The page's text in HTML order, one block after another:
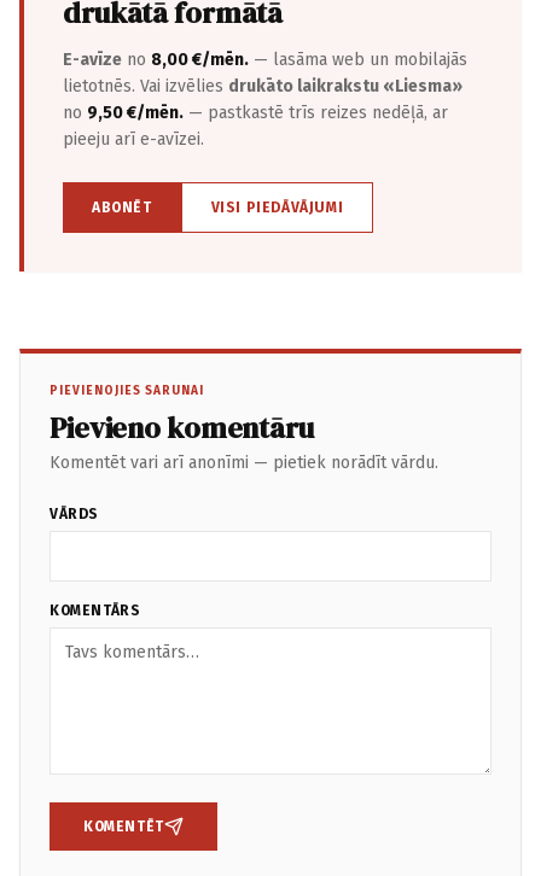
drukātā formātā
E-avīze no 8,00 €/mēn. — lasāma web un mobilajās
lietotnēs. Vai izvēlies drukāto laikrakstu «Liesma»
no 9,50 €/mēn. — pastkastē trīs reizes nedēļā, ar
pieeju arī e-avīzei.
ABONĒT VISI PIEDĀVĀJUMI
PIEVIENOJIES SARUNAI
Pievieno komentāru
Komentēt vari arī anonīmi — pietiek norādīt vārdu.
VĀRDS
KOMENTĀRS
KOMENTĒT